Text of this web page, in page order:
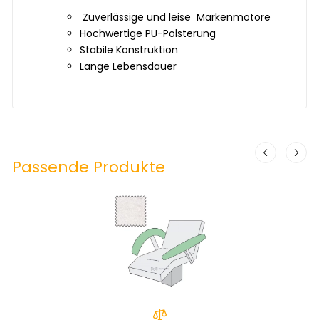
Zuverlässige und leise Markenmotore
Hochwertige PU-Polsterung
Stabile Konstruktion
Lange Lebensdauer
Passende Produkte